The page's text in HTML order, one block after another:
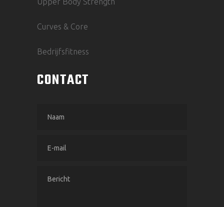
Curves & Core
Bedrijfsfitness
CONTACT